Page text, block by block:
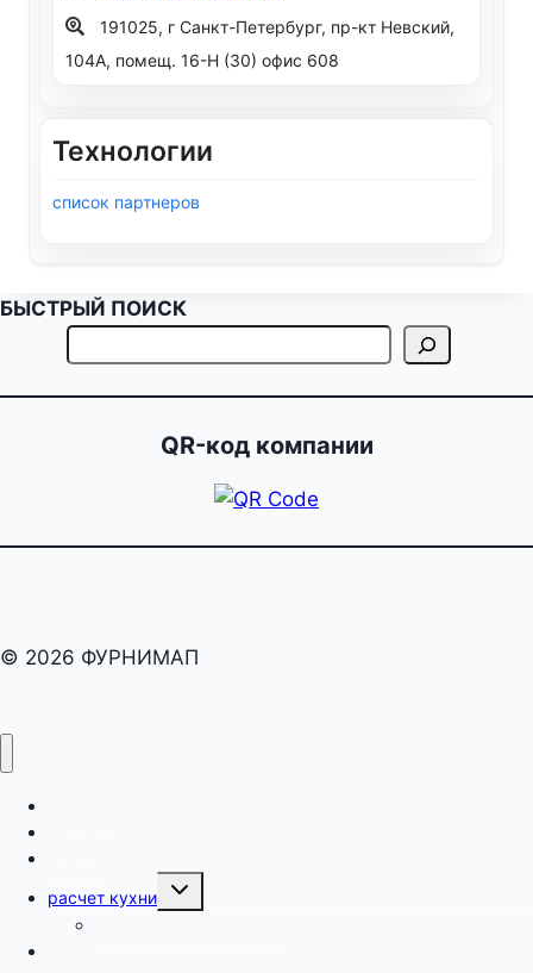
191025, г Санкт-Петербург, пр-кт Невский,
104А, помещ. 16-Н (30) офис 608
Технологии
список партнеров
БЫСТРЫЙ ПОИСК
QR-код компании
© 2026 ФУРНИМАП
расчет кухни
Переключить
дочернее